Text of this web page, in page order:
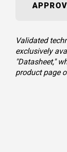
Validated
exclusively
"Datasheet,"
product page